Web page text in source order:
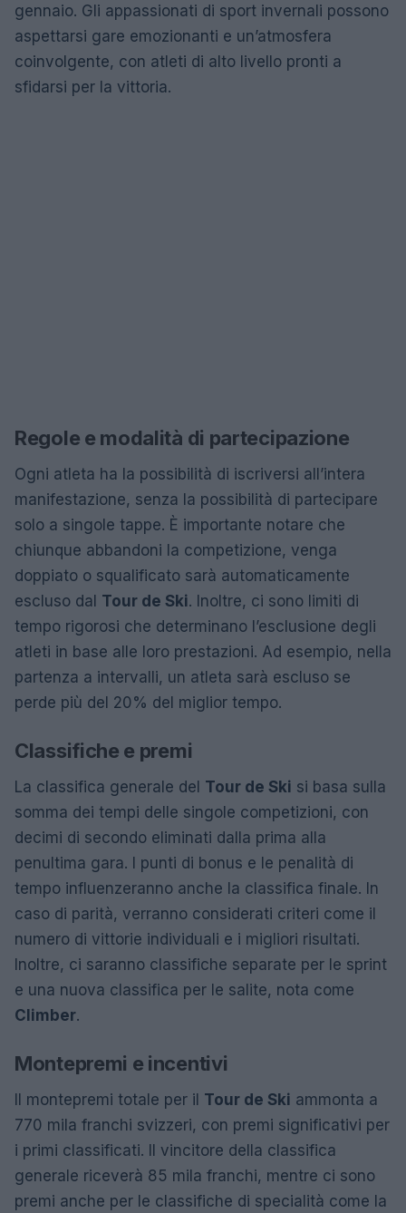
gennaio. Gli appassionati di sport invernali possono
aspettarsi gare emozionanti e un’atmosfera
coinvolgente, con atleti di alto livello pronti a
sfidarsi per la vittoria.
Regole e modalità di partecipazione
Ogni atleta ha la possibilità di iscriversi all’intera
manifestazione, senza la possibilità di partecipare
solo a singole tappe. È importante notare che
chiunque abbandoni la competizione, venga
doppiato o squalificato sarà automaticamente
escluso dal Tour de Ski. Inoltre, ci sono limiti di
tempo rigorosi che determinano l’esclusione degli
atleti in base alle loro prestazioni. Ad esempio, nella
partenza a intervalli, un atleta sarà escluso se
perde più del 20% del miglior tempo.
Classifiche e premi
La classifica generale del Tour de Ski si basa sulla
somma dei tempi delle singole competizioni, con
decimi di secondo eliminati dalla prima alla
penultima gara. I punti di bonus e le penalità di
tempo influenzeranno anche la classifica finale. In
caso di parità, verranno considerati criteri come il
numero di vittorie individuali e i migliori risultati.
Inoltre, ci saranno classifiche separate per le sprint
e una nuova classifica per le salite, nota come
Climber.
Montepremi e incentivi
Il montepremi totale per il Tour de Ski ammonta a
770 mila franchi svizzeri, con premi significativi per
i primi classificati. Il vincitore della classifica
generale riceverà 85 mila franchi, mentre ci sono
premi anche per le classifiche di specialità come la